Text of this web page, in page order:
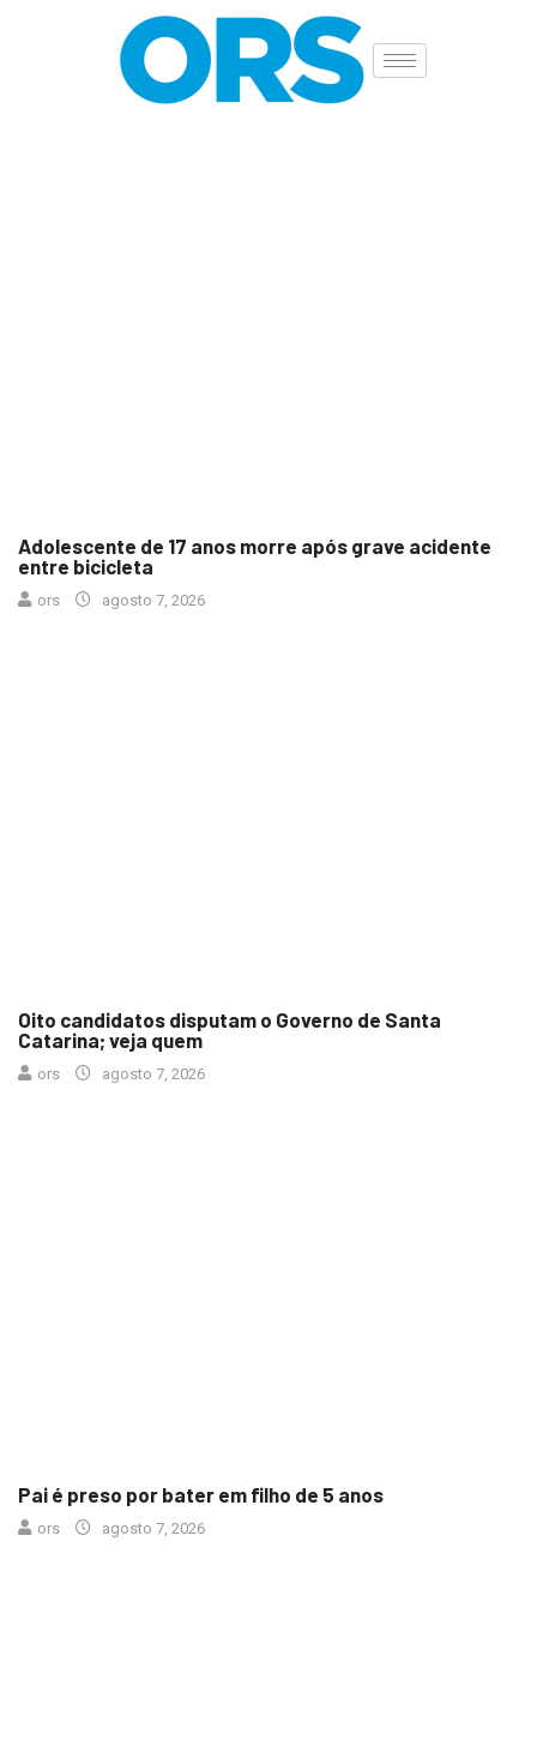
Adolescente de 17 anos morre após grave acidente
entre bicicleta
ors agosto 7, 2026
Oito candidatos disputam o Governo de Santa
Catarina; veja quem
ors agosto 7, 2026
Pai é preso por bater em filho de 5 anos
ors agosto 7, 2026